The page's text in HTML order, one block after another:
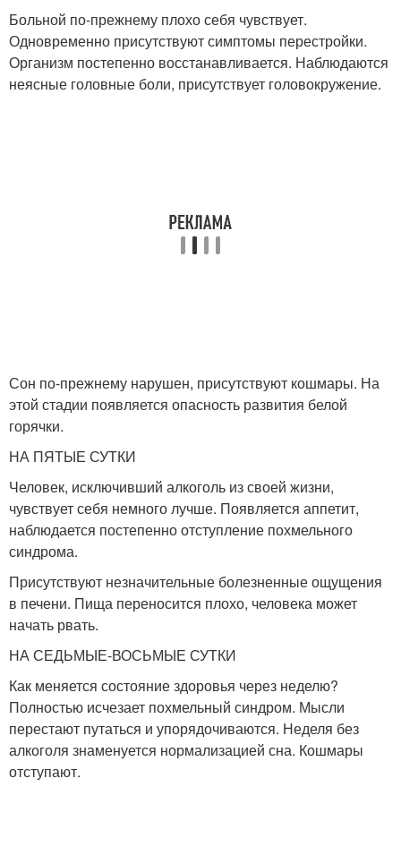
Больной по-прежнему плохо себя чувствует.
Одновременно присутствуют симптомы перестройки.
Организм постепенно восстанавливается. Наблюдаются
неясные головные боли, присутствует головокружение.
Сон по-прежнему нарушен, присутствуют кошмары. На
этой стадии появляется опасность развития белой
горячки.
НА ПЯТЫЕ СУТКИ
Человек, исключивший алкоголь из своей жизни,
чувствует себя немного лучше. Появляется аппетит,
наблюдается постепенно отступление похмельного
синдрома.
Присутствуют незначительные болезненные ощущения
в печени. Пища переносится плохо, человека может
начать рвать.
НА СЕДЬМЫЕ-ВОСЬМЫЕ СУТКИ
Как меняется состояние здоровья через неделю?
Полностью исчезает похмельный синдром. Мысли
перестают путаться и упорядочиваются. Неделя без
алкоголя знаменуется нормализацией сна. Кошмары
отступают.